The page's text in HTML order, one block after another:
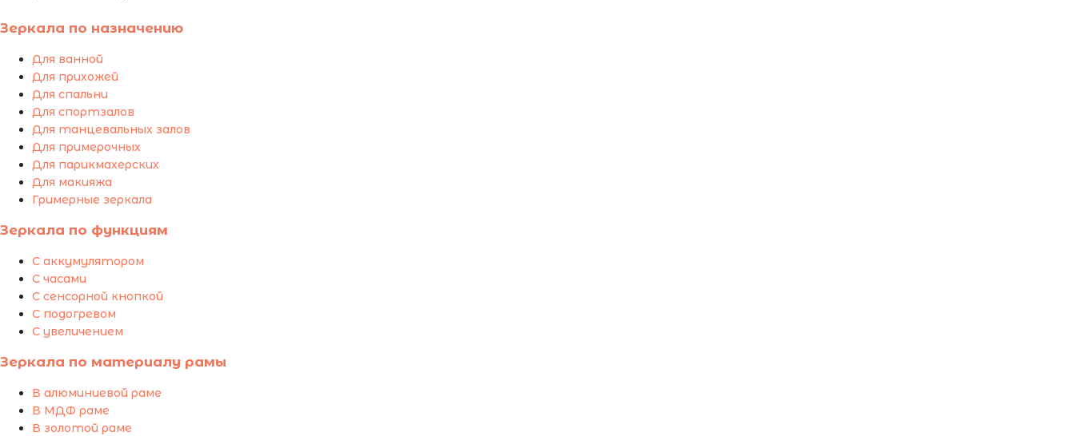
Зеркала по назначению
Для ванной
Для прихожей
Для спальни
Для спортзалов
Для танцевальных залов
Для примерочных
Для парикмахерских
Для макияжа
Гримерные зеркала
Зеркала по функциям
С аккумулятором
С часами
С сенсорной кнопкой
С подогревом
С увеличением
Зеркала по материалу рамы
В алюминиевой раме
В МДФ раме
В золотой раме